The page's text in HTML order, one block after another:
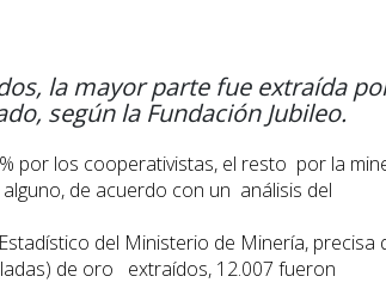
la mayor parte fue extraída
según la Fundación Jubileo.
por los cooperativistas, el resto por la
de acuerdo con un análisis del
del Ministerio de Minería, precisa
de oro extraídos, 12.007 fueron